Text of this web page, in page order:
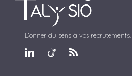
Donner du sens à vos recrutements.